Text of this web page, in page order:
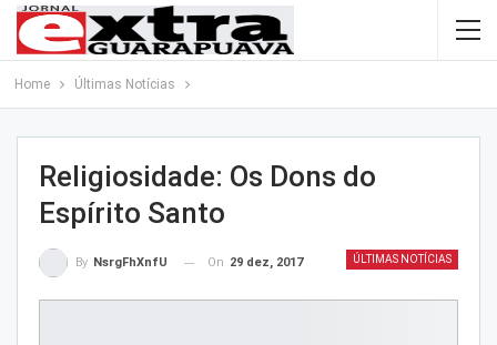
Home Últimas Notícias
Religiosidade: Os Dons do
Espírito Santo
ÚLTIMAS NOTÍCIAS
By NsrgFhXnfU On 29 dez, 2017